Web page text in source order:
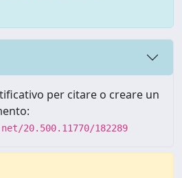
per citare o creare un
20.500.11770/182289